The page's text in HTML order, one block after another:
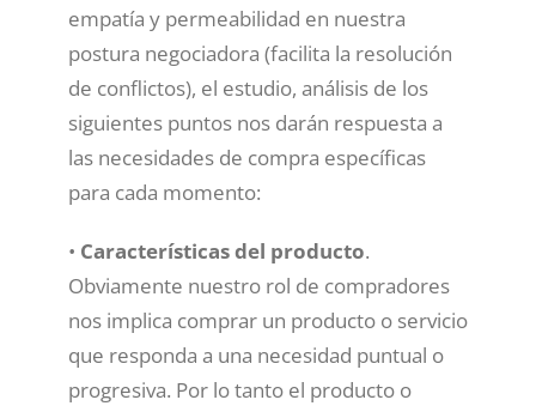
empatía y permeabilidad en nuestra
postura negociadora (facilita la resolución
de conflictos), el estudio, análisis de los
siguientes puntos nos darán respuesta a
las necesidades de compra específicas
para cada momento:
• Características del producto.
Obviamente nuestro rol de compradores
nos implica comprar un producto o servicio
que responda a una necesidad puntual o
progresiva. Por lo tanto el producto o